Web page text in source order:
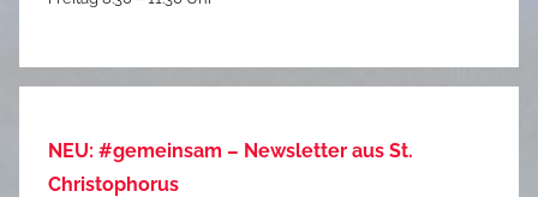
NEU: #gemeinsam – Newsletter aus St.
Christophorus